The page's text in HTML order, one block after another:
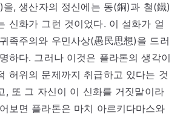
, 생산자의 정신에는 동(銅)과 철(鐵)
신화가 그런 것이었다. 이 설화가 얼
족주의와 우민사상(愚民思想)을 드러
하다. 그러나 이것은 플라톤의 생각이
허위의 문제까지 취급하고 있다는 것
, 또 그 자신이 이 신화를 거짓말이라
보면 플라톤은 마치 아르키다마스와